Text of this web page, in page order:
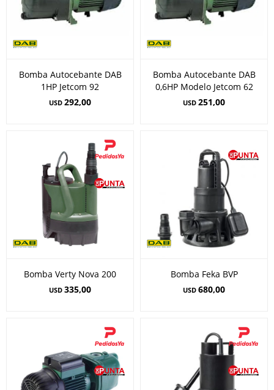
Bomba Autocebante DAB
1HP Jetcom 92
USD 292,00
Bomba Autocebante DAB
0,6HP Modelo Jetcom 62
USD 251,00
Bomba Verty Nova 200
USD 335,00
Bomba Feka BVP
USD 680,00